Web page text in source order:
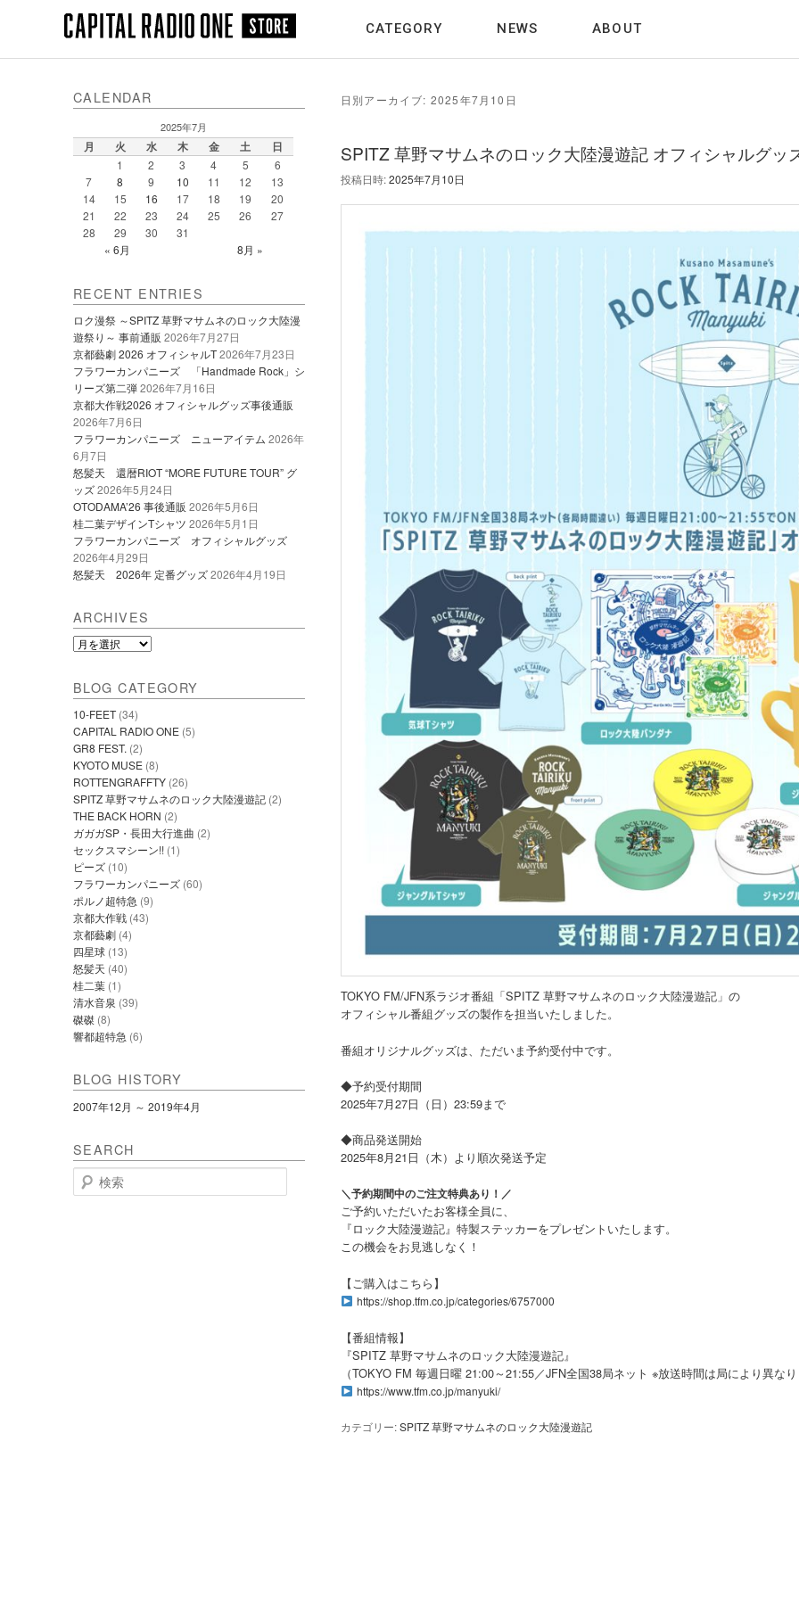
CATEGORY NEWS ABOUT
日別アーカイブ: 2025年7月10日
SPITZ 草野マサムネのロック大陸漫遊記 オフィシャルグッ
投稿日時:2025年7月10日
TOKYO FM/JFN系ラジオ番組「SPITZ 草野マサムネのロック大陸漫遊記」の
オフィシャル番組グッズの製作を担当いたしました。
番組オリジナルグッズは、ただいま予約受付中です。
◆予約受付期間
2025年7月27日（日）23:59まで
◆商品発送開始
2025年8月21日（木）より順次発送予定
＼予約期間中のご注文特典あり！／
ご予約いただいたお客様全員に、
『ロック大陸漫遊記』特製ステッカーをプレゼントいたします。
この機会をお見逃しなく！
【ご購入はこちら】
https://shop.tfm.co.jp/categories/6757000
【番組情報】
『SPITZ 草野マサムネのロック大陸漫遊記』
（TOKYO FM 毎週日曜 21:00～21:55／JFN全国38局ネット ※放送時間は局により異な
https://www.tfm.co.jp/manyuki/
カテゴリー:SPITZ 草野マサムネのロック大陸漫遊記
CALENDAR
2025年7月
月 火 水 木 金 土 日
1 2 3 4 5
6
7
8 9 10 11 12
13
14
15 16 17 18 19
20
21
22 23 24 25 26
27
28
29 30
31
« 6月
8月 »
RECENT ENTRIES
ロク漫祭 ～SPITZ 草野マサムネのロック大陸漫
遊祭り～ 事前通販 2026年7月27日
京都藝劇 2026 オフィシャルT2026年7月23日
フラワーカンパニーズ 「Handmade Rock」シ
リーズ第二弾2026年7月16日
京都大作戦2026 オフィシャルグッズ事後通販
2026年7月6日
フラワーカンパニーズ ニューアイテム 2026年
6月7日
怒髪天 還暦RIOT “MORE FUTURE TOUR” グ
ッズ2026年5月24日
OTODAMA’26 事後通販 2026年5月6日
桂二葉デザインTシャツ 2026年5月1日
フラワーカンパニーズ オフィシャルグッズ
2026年4月29日
怒髪天 2026年 定番グッズ2026年4月19日
ARCHIVES
Archives
BLOG CATEGORY
10-FEET (34)
CAPITAL RADIO ONE (5)
GR8 FEST. (2)
KYOTO MUSE (8)
ROTTENGRAFFTY (26)
SPITZ 草野マサムネのロック大陸漫遊記 (2)
THE BACK HORN (2)
ガガガSP・長田大行進曲 (2)
セックスマシーン!! (1)
ピーズ (10)
フラワーカンパニーズ (60)
ポルノ超特急 (9)
京都大作戦 (43)
京都藝劇 (4)
四星球 (13)
怒髪天 (40)
桂二葉 (1)
清水音泉 (39)
磔磔 (8)
響都超特急 (6)
BLOG HISTORY
2007年12月 ～ 2019年4月
SEARCH
検
索